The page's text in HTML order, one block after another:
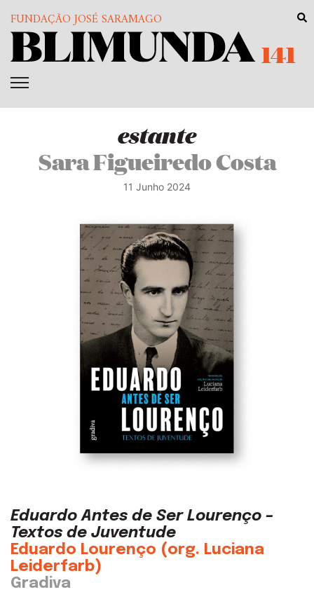
FUNDAÇÃO JOSÉ SARAMAGO
141
estante
Sara Figueiredo Costa
11 Junho 2024
Eduardo Antes de Ser Lourenço –
Textos de Juventude
Eduardo Lourenço (org. Luciana
Leiderfarb)
Gradiva